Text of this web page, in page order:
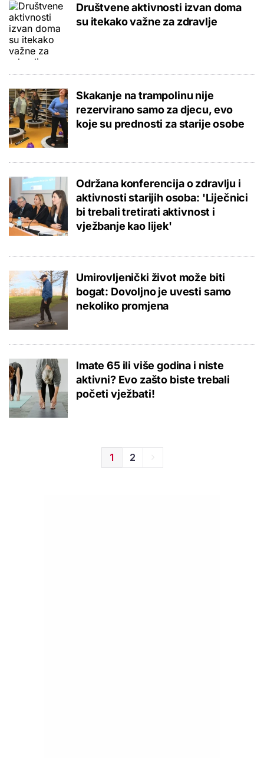
Društvene aktivnosti izvan doma
su itekako važne za zdravlje
Skakanje na trampolinu nije
rezervirano samo za djecu, evo
koje su prednosti za starije osobe
Održana konferencija o zdravlju i
aktivnosti starijih osoba: 'Liječnici
bi trebali tretirati aktivnost i
vježbanje kao lijek'
Umirovljenički život može biti
bogat: Dovoljno je uvesti samo
nekoliko promjena
Imate 65 ili više godina i niste
aktivni? Evo zašto biste trebali
početi vježbati!
1 2